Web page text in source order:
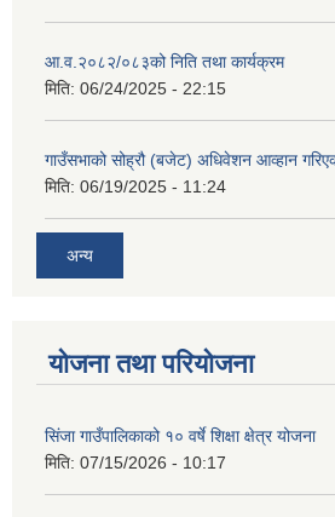
आ.व.२०८२/०८३को निति तथा कार्यक्रम
मिति: 06/24/2025 - 22:15
गाउँसभाको सोह्रौ (बजेट) अधिवेशन आव्हान
मिति: 06/19/2025 - 11:24
अन्य
योजना तथा परियोजना
सिंजा गाउँपालिकाको १० वर्षे शिक्षा क्षेत्र योजना
मिति: 07/15/2026 - 10:17